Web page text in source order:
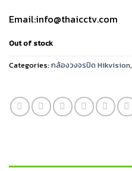
Email:info@thaicctv.com
Out of stock
Categories:กล้องวงจรปิด Hikvision,